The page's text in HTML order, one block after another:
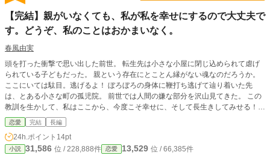
【完結】親がいなくても、私が私を幸せにするので大丈夫で
す。どうぞ、私のことはおかまいなく。
春風由実
頭を打った衝撃で思い出した前世。 転生先は小さな小屋に閉じ込められて虐げ
られている子どもだった。 親という存在にとことん縁がない魂なのだろうか。
ここにいては駄目。逃げるよ！ ぼろぼろの身体に鞭打ち逃げて辿り着いた先
は、とある小さな町の孤児院。 前世では人間の嫌な部分を沢山見てきた。 この
教訓を生かして、私はここから、今度こそ幸せに、そして長生きしてみせる！
え？親が必要だろう？ 大丈夫です。私が私を幸せにしますので！ ※本編終了
（2025.6.10）後に、番外編が続きます。読まなくても問題なしです。番外編だ
け読むのもありです。現代風ですがあくまでフィクションですので、そのように
お楽しみくださいませ。 ※長期休んでおりまして、勝手ながらこちら更新ペー
恋愛 完結 長編
24h.ポイント 14pt
小説 31,586 位 / 228,888件 恋愛 13,529 位 / 66,385件